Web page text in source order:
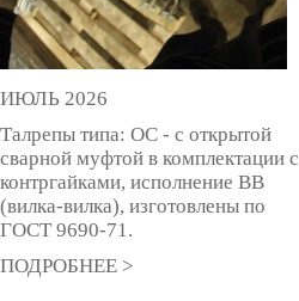
ИЮЛЬ 2026
Талрепы типа: ОС - с открытой
сварной муфтой в комплектации с
контргайками, исполнение ВВ
(вилка-вилка), изготовлены по
ГОСТ 9690-71.
ПОДРОБНЕЕ >